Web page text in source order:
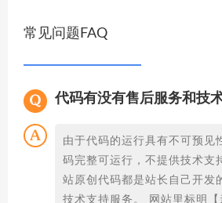
常见问题FAQ
代码有没有售后服务和技
由于代码的运行具有不可预见
码完整可运行，不提供技术支
站原创代码都是站长自己开发
技术支持服务。 网站里标明